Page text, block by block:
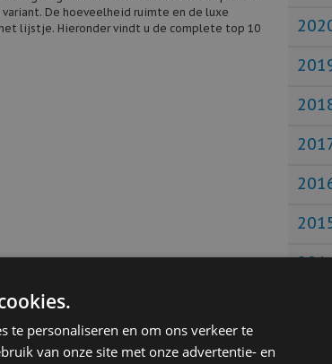
De hoeveelheid ruimte en de luxe
lijstje. Hieronder vindt u de complete top 10
lage kosten en elektrische auto’s
elektrische auto ook nog eens een lagere
zijn als plug-in hybride zorgen voor extra
een laag brandstofverbruik en daarbij ook
te personaliseren en om ons verkeer te
van onze site met onze advertentie- en